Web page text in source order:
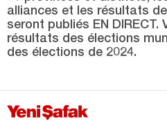
YEŞİLHİSAR
Kilis
Kırıkkale
Kırşehir
alliances et les résultats
seront publiés EN DIRECT.
résultats des élections
des élections de 2024.